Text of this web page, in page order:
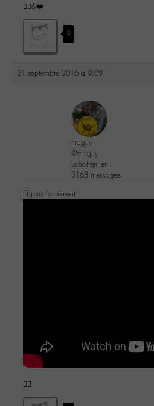
✌🏼️&❤️
9
21 septembre 2016 à 9:09
maguy
@maguy
Labohémien
3168 messages
Et puis forcément :
✌🏼️